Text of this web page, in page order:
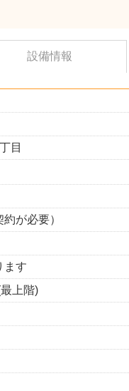
設備情報
目
が必要）
ます
上階)